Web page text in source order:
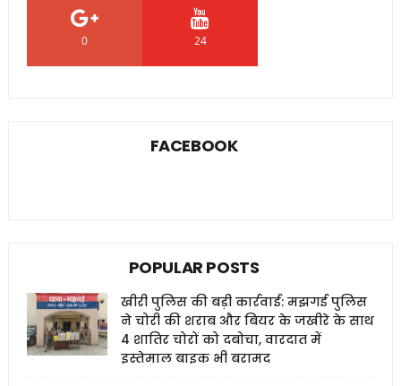
0 24
FACEBOOK
POPULAR POSTS
खीरी पुलिस की बड़ी कार्रवाई: मझगई पुलिस
ने चोरी की शराब और बियर के जखीरे के साथ
4 शातिर चोरों को दबोचा, वारदात में
इस्तेमाल बाइक भी बरामद